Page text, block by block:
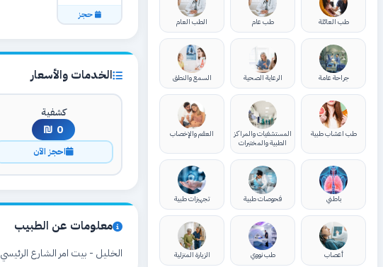
طب العائلة طب عام الطب العام
جراحة عامة الرعاية الصحية السمع والنطق
طب اعشاب طبية
المستشفيات والمراكز
الطبية والمختبرات
العقم والإخصاب
باطني فحوصات طبية تجهيزات طبية
أعصاب طب نووي الزيارة المنزلية
حجز
الخدمات والأسعار
كشفية
0 ₪
احجز الآن
معلومات عن الطبيب
الخليل - بيت امر الشارع الرئيسي